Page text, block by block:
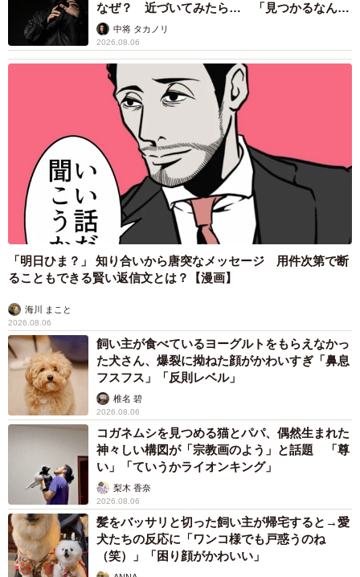
なぜ？ 近づいてみたら… 「見つかるなんて
未熟」中将 タカノリ
2026.08.06
「明日ひま？」 知り合いから唐突なメッセージ 用件次第で断
ることもできる賢い返信文とは？【漫画】
海川 まこと
2026.08.06
飼い主が食べているヨーグルトをもらえなかっ
た犬さん、爆裂に拗ねた顔がかわいすぎ「鼻息
フスフス」「反則レベル」
椎名 碧
2026.08.06
コガネムシを見つめる猫とパパ、偶然生まれた
神々しい構図が「宗教画のよう」と話題 「尊
い」「ていうかライオンキング」
梨木 香奈
2026.08.06
髪をバッサリと切った飼い主が帰宅すると→愛
犬たちの反応に「ワンコ様でも戸惑うのね
（笑）」「困り顔がかわいい」